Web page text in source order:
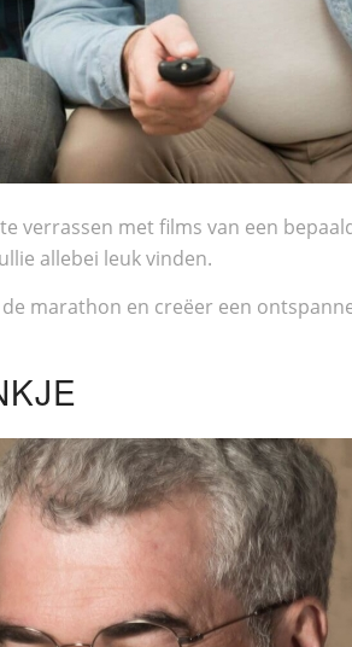
verrassen met films van een
allebei leuk vinden.
marathon en creëer een